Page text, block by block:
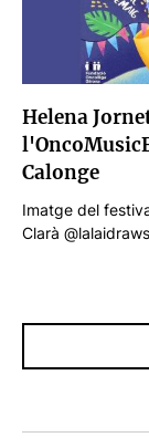
Helena
Calonge
Imatge del
Clarà